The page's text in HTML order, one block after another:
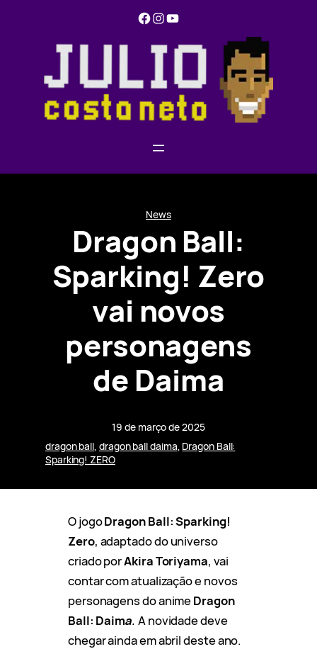
Facebook Instagram YouTube
News
Dragon Ball:
Sparking! Zero
vai novos
personagens
de Daima
19 de março de 2025
dragon ball, dragon ball daima, Dragon Ball:
Sparking! ZERO
O jogoDragon Ball: Sparking!
Zero, adaptado do universo
criado porAkira Toriyama, vai
contar com atualização e novos
personagens do animeDragon
Ball: Daima. A novidade deve
chegar ainda em abril deste ano.